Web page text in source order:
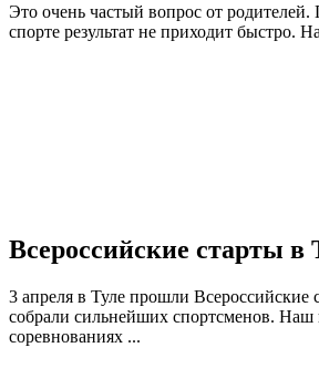
Это очень частый вопрос от родителей.
спорте результат не приходит быстро.
Всероссийские старты в
3 апреля в Туле прошли Всероссийские
собрали сильнейших спортсменов. Наш
соревнованиях ...